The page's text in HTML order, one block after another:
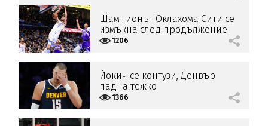
Шампионът Оклахома Сити се
измъкна след продължение
1206
Йокич се контузи, Денвър
падна тежко
1366